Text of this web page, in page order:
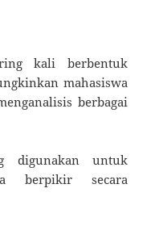
kali berbentuk
mahasiswa
berbagai
digunakan untuk
berpikir secara